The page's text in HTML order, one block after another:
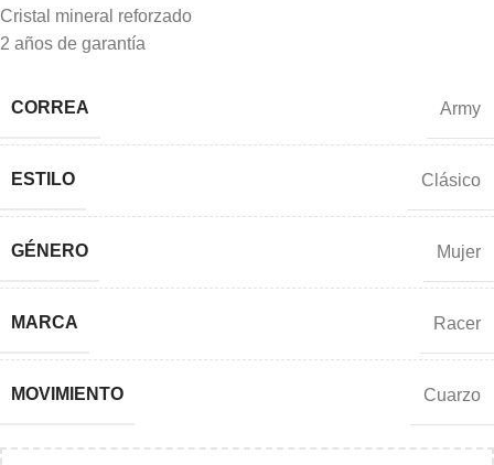
Cristal mineral reforzado
2 años de garantía
CORREA Army
ESTILO Clásico
GÉNERO Mujer
MARCA Racer
MOVIMIENTO Cuarzo